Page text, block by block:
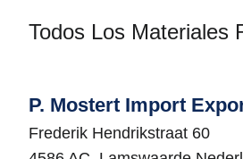
Todos Los Materiales
P. Mostert Import
Frederik Hendrikstraat 60